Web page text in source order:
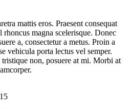
mattis eros. Praesent consequat
magna scelerisque. Donec
a, consectetur a metus. Proin a
vehicula porta lectus vel semper.
non, posuere at mi. Morbi at